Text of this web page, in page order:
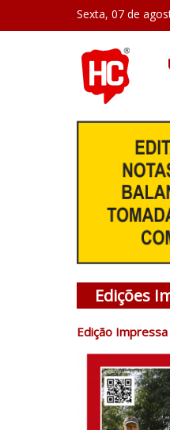
Sexta, 07 de
Edições
Edição Impressa